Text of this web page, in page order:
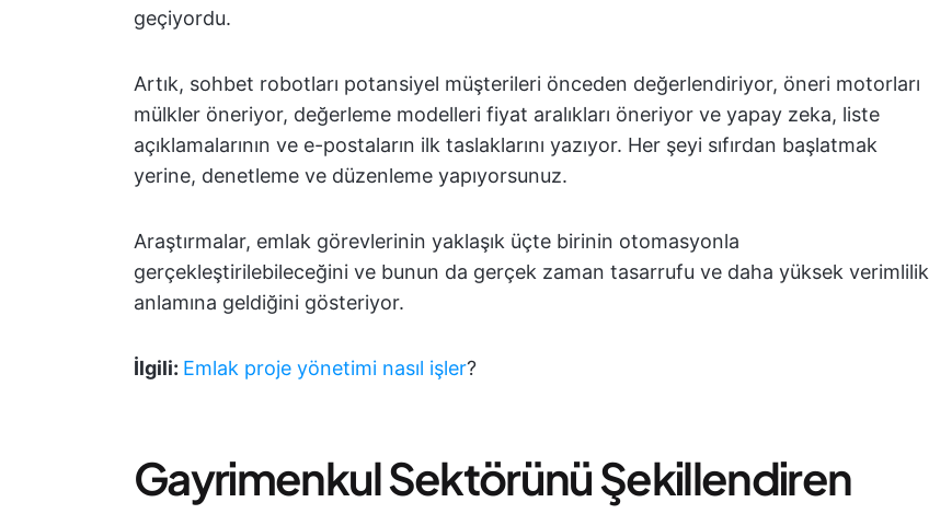
geçiyordu.
Artık, sohbet robotları potansiyel müşterileri önceden değerlendiriyor, öneri motorları
mülkler öneriyor, değerleme modelleri fiyat aralıkları öneriyor ve yapay zeka, liste
açıklamalarının ve e-postaların ilk taslaklarını yazıyor. Her şeyi sıfırdan başlatmak
yerine, denetleme ve düzenleme yapıyorsunuz.
Araştırmalar, emlak görevlerinin yaklaşık üçte birinin otomasyonla
gerçekleştirilebileceğini ve bunun da gerçek zaman tasarrufu ve daha yüksek verimlilik
anlamına geldiğini gösteriyor.
İlgili: Emlak proje yönetimi nasıl işler?
Gayrimenkul Sektörünü Şekillendiren